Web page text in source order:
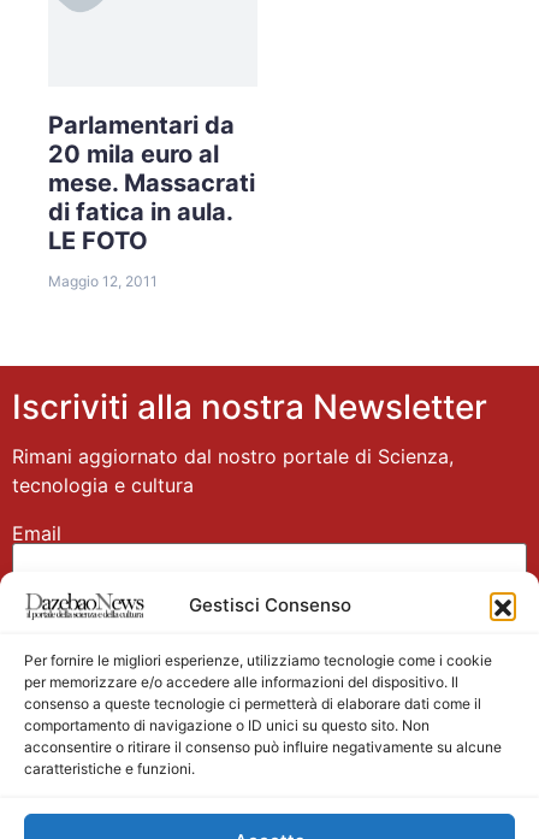
Gestisci Consenso
Per fornire le migliori esperienze, utilizziamo tecnologie come i cookie
per memorizzare e/o accedere alle informazioni del dispositivo. Il
consenso a queste tecnologie ci permetterà di elaborare dati come il
comportamento di navigazione o ID unici su questo sito. Non
acconsentire o ritirare il consenso può influire negativamente su alcune
caratteristiche e funzioni.
Parlamentari da
20 mila euro al
mese. Massacrati
di fatica in aula.
LE FOTO
Maggio 12, 2011
Iscriviti alla nostra Newsletter
Rimani aggiornato dal nostro portale di Scienza,
tecnologia e cultura
Email
Nome
Main partner